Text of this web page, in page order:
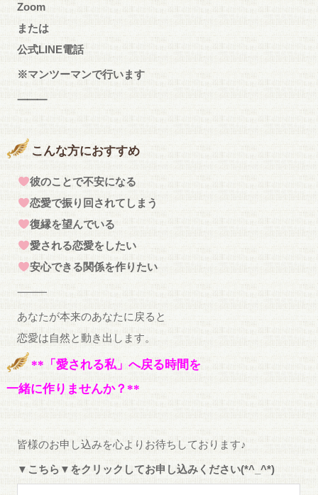
Zoom
または
公式LINE電話
※マンツーマンで行います
⸻
こんな方におすすめ
彼のことで不安になる
恋愛で振り回されてしまう
復縁を望んでいる
愛される恋愛をしたい
安心できる関係を作りたい
⸻
あなたが本来のあなたに戻ると
恋愛は自然と動き出します。
**「愛される私」へ戻る時間を
一緒に作りませんか？**
皆様のお申し込みを心よりお待ちしております♪
▼こちら▼をクリックしてお申し込みください(*^_^*)